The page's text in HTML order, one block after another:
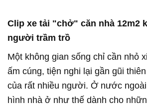
Clip xe tải "chở" căn nhà 12m2
người trầm trồ
Một không gian sống chỉ cần nhỏ
ấm cúng, tiện nghi lại gần gũi
của rất nhiều người. Ở nước
hình nhà ở như thế dành cho